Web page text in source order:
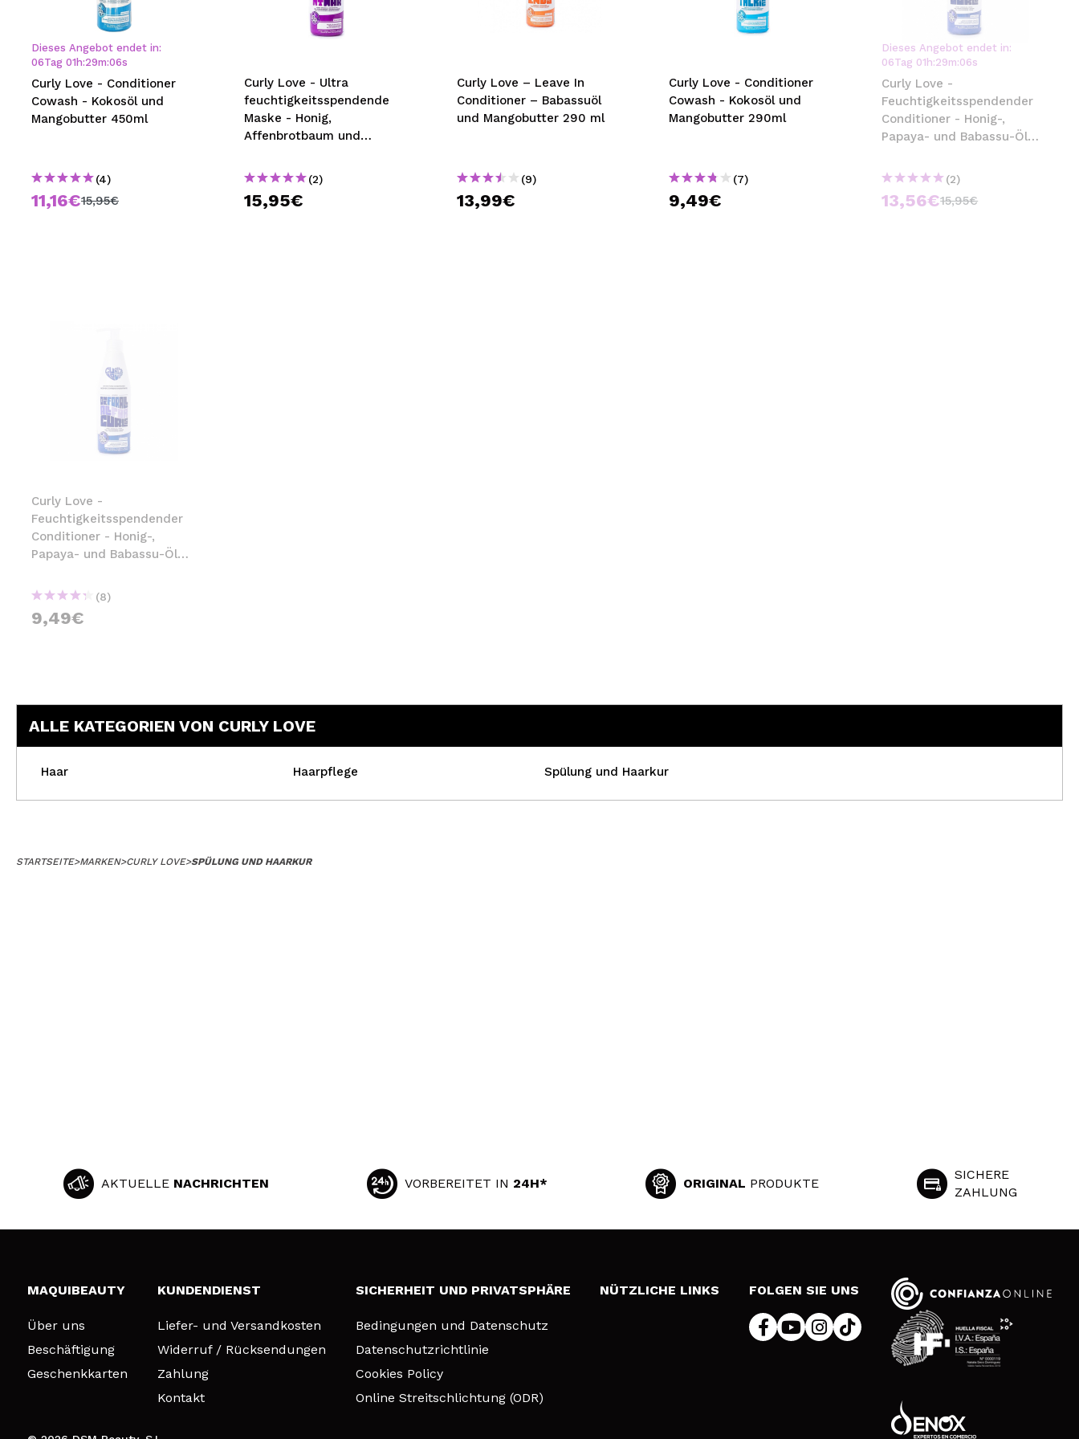
MAQUIFARMA
KOREA ZONE
TRAVEL SIZE
NATURE
SPECIALS
OUTLET
bisherigen Vorgänge einsehen.
BENUTZERKONTO ERSTELLEN
Dieses Angebot endet in:
06Tag 01 h:29m:06s
Curly Love - Conditioner
Cowash - Kokosöl und
Mangobutter 450ml
(4)
11,16€15,95€
Curly Love - Ultra
feuchtigkeitsspendende
Maske - Honig,
Affenbrotbaum und
(2)
15,95€
Curly Love – Leave In
Conditioner – Babassuöl
und Mangobutter 290 ml
(9)
13,99€
Curly Love - Conditioner
Cowash - Kokosöl und
Mangobutter 290ml
(7)
9,49€
Dieses Angebot endet in:
06Tag 01 h:29m:06s
Curly Love -
Feuchtigkeitsspendender
Conditioner - Honig-,
Papaya- und Babassu-Öl
(2)
13,56€15,95€
Curly Love -
Feuchtigkeitsspendender
Conditioner - Honig-,
Papaya- und Babassu-Öl
(8)
9,49€
ALLE KATEGORIEN VON CURLY LOVE
Haar Haarpflege Spülung und Haarkur
STARTSEITE>MARKEN>CURLY LOVE>SPÜLUNG UND HAARKUR
AKTUELLE NACHRICHTEN VORBEREITET IN 24H* ORIGINAL PRODUKTE
SICHERE
ZAHLUNG
MAQUIBEAUTY
Über uns
Beschäftigung
Geschenkkarten
KUNDENDIENST
Liefer- und Versandkosten
Widerruf / Rücksendungen
Zahlung
Kontakt
SICHERHEIT UND PRIVATSPHÄRE
Bedingungen und Datenschutz
Datenschutzrichtlinie
Cookies Policy
Online Streitschlichtung (ODR)
NÜTZLICHE LINKS FOLGEN SIE UNS